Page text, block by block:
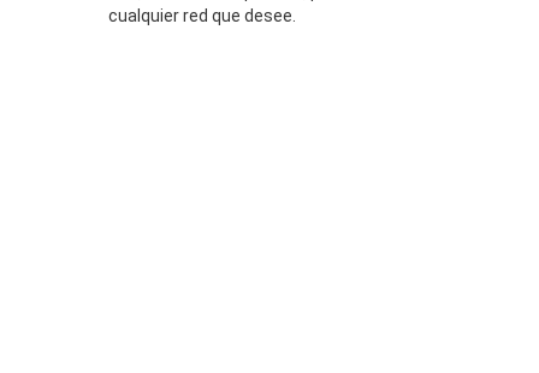
cualquier red que desee.